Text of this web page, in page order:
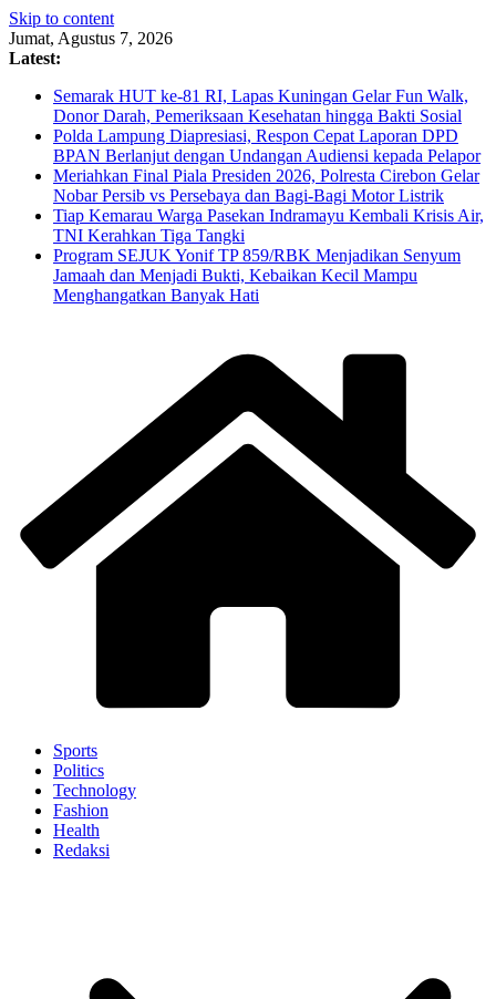
Skip to content
Jumat, Agustus 7, 2026
Latest:
Semarak HUT ke-81 RI, Lapas Kuningan Gelar Fun Walk,
Donor Darah, Pemeriksaan Kesehatan hingga Bakti Sosial
Polda Lampung Diapresiasi, Respon Cepat Laporan DPD
BPAN Berlanjut dengan Undangan Audiensi kepada Pelapor
Meriahkan Final Piala Presiden 2026, Polresta Cirebon Gelar
Nobar Persib vs Persebaya dan Bagi-Bagi Motor Listrik
Tiap Kemarau Warga Pasekan Indramayu Kembali Krisis Air,
TNI Kerahkan Tiga Tangki
Program SEJUK Yonif TP 859/RBK Menjadikan Senyum
Jamaah dan Menjadi Bukti, Kebaikan Kecil Mampu
Menghangatkan Banyak Hati
Sports
Politics
Technology
Fashion
Health
Redaksi